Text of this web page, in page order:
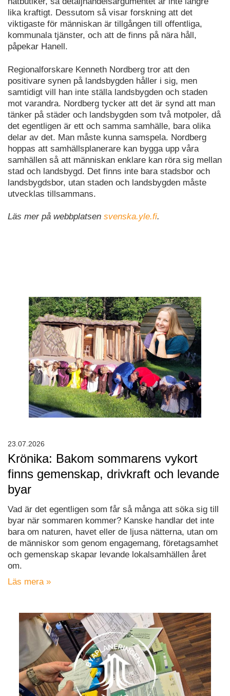
lika kraftigt. Dessutom så visar forskning att det
viktigaste för människan är tillgången till offentliga,
kommunala tjänster, och att de finns på nära håll,
påpekar Hanell.
Regionalforskare Kenneth Nordberg tror att den
positivare synen på landsbygden håller i sig, men
samtidigt vill han inte ställa landsbygden och staden
mot varandra. Nordberg tycker att det är synd att man
tänker på städer och landsbygden som två motpoler, då
det egentligen är ett och samma samhälle, bara olika
delar av det. Man måste kunna samspela. Nordberg
hoppas att samhällsplanerare kan bygga upp våra
samhällen så att människan enklare kan röra sig mellan
stad och landsbygd. Det finns inte bara stadsbor och
landsbygdsbor, utan staden och landsbygden måste
utvecklas tillsammans.
Läs mer på webbplatsen svenska.yle.fi.
Krönika: Bakom sommarens vykort
finns gemenskap, drivkraft och levande
byar
Vad är det egentligen som får så många att söka sig till
byar när sommaren kommer? Kanske handlar det inte
bara om naturen, havet eller de ljusa nätterna, utan om
de människor som genom engagemang, företagsamhet
och gemenskap skapar levande lokalsamhällen året
om.
Läs mera »
23.07.2026